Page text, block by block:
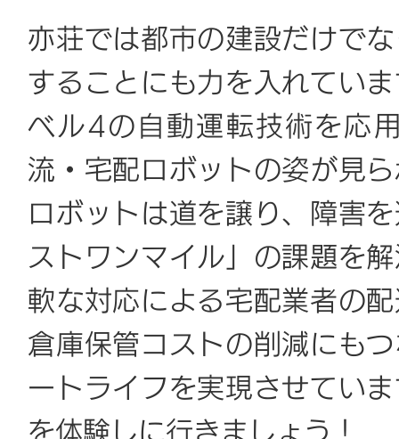
亦荘では都市の建設だけで
することにも力を入れてい
ベル4の自動運転技術を応
流・宅配ロボットの姿が見
ロボットは道を譲り、障害
ストワンマイル」の課題を
軟な対応による宅配業者の
倉庫保管コストの削減にも
ートライフを実現させてい